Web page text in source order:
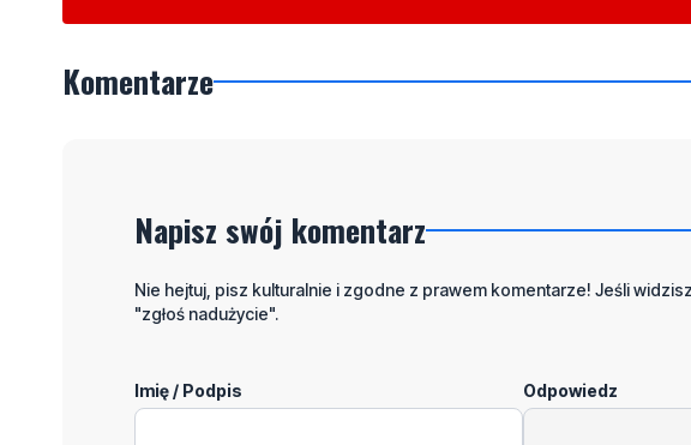
Komentarze
Napisz swój komentarz
Nie hejtuj, pisz kulturalnie i zgodne z prawem komentarze! Jeśli
"zgłoś nadużycie".
Imię / Podpis Odpowiedz